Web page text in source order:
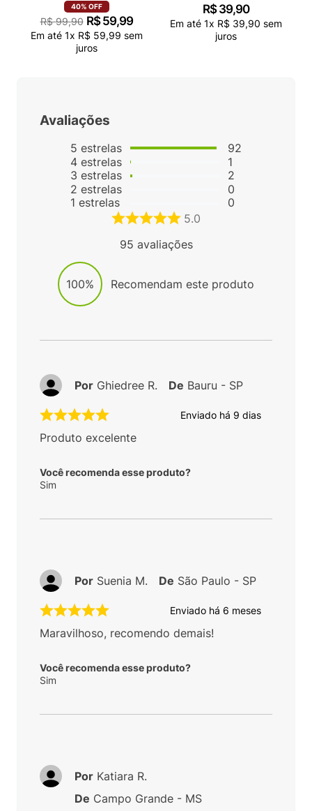
VN000QCAJU4
40% OFF
R$ 99,90 R$ 59,99
Em até 1x R$ 59,99 sem
juros
R$ 39,90
Em até 1x R$ 39,90 sem
juros
Avaliações
5 estrelas
4 estrelas
3 estrelas
2 estrelas
1 estrelas
92
1
2
0
0
5.0
95 avaliações
100% Recomendam este produto
Enviado há 9 dias
Produto excelente
Você recomenda esse produto?
Sim
Por Ghiedree R. De Bauru - SP
Enviado há 6 meses
Maravilhoso, recomendo demais!
Você recomenda esse produto?
Sim
Por Suenia M. De São Paulo - SP
Por Katiara R.
De Campo Grande - MS